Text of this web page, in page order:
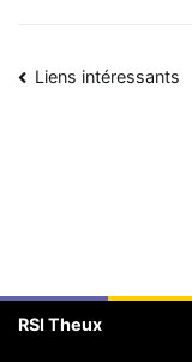
Navigation
Liens intéressants
RSI Theux